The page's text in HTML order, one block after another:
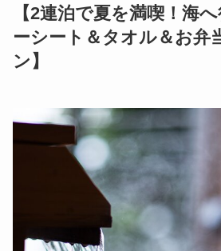
【2連泊で夏を満喫！海
ーシート＆タオル＆お弁
ン】